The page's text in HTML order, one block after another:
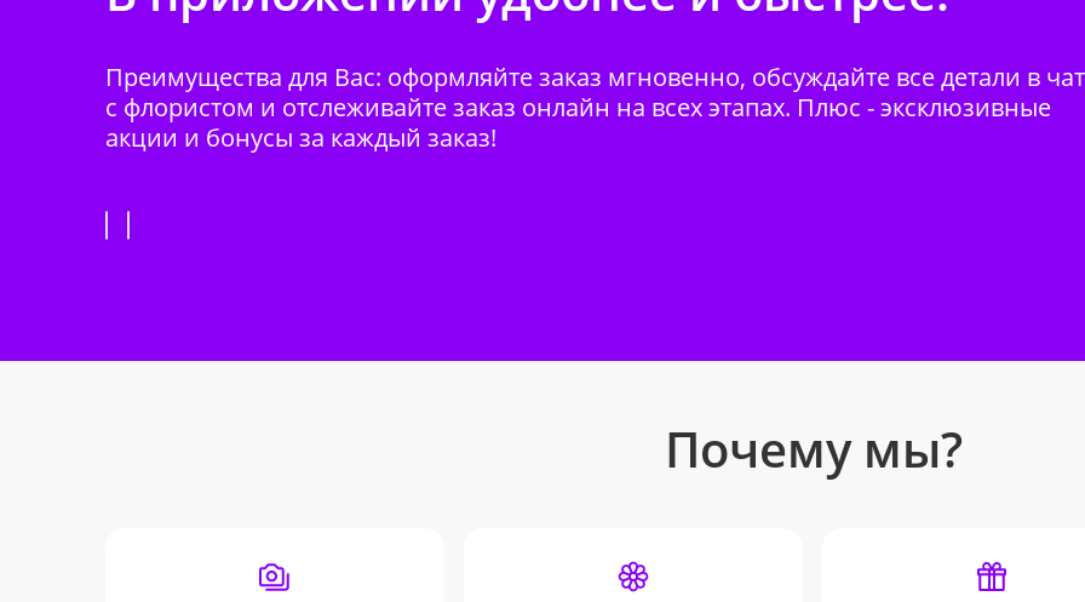
Преимущества для Вас: оформляйте заказ мгновенно, обсуждайте все детали в
с флористом и отслеживайте заказ онлайн на всех этапах. Плюс - эксклюзивные
акции и бонусы за каждый заказ!
Почему мы?